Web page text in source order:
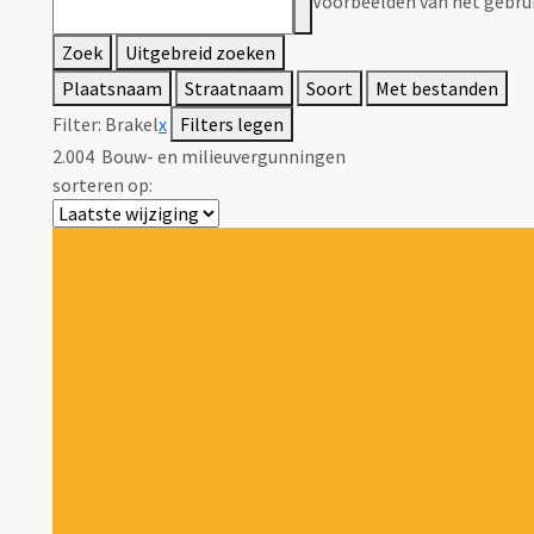
Zoek
Uitgebreid zoeken
Plaatsnaam
Straatnaam Soort
Met bestanden
Filter: Brakelx Filters legen
2.004 Bouw- en milieuvergunningen
sorteren op: